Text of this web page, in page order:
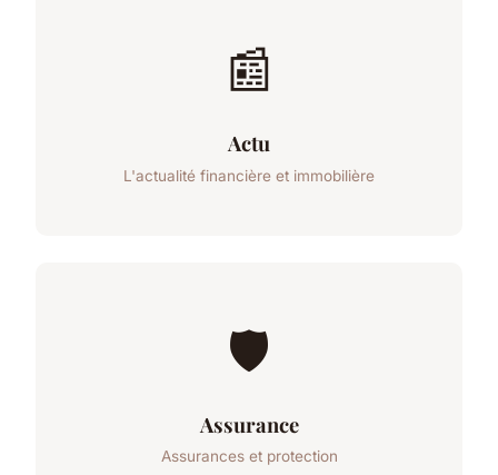
📰
Actu
L'actualité financière et immobilière
🛡️
Assurance
Assurances et protection